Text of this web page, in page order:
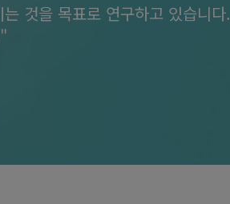
것을 목표로 연구하고 있습니다.